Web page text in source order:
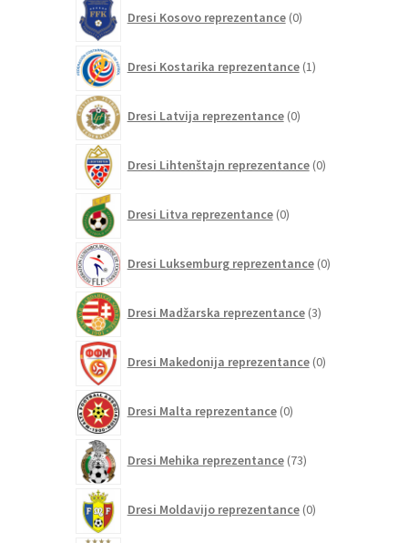
Dresi Kosovo reprezentance 0izdelkov
Dresi Kostarika reprezentance 1izdelek
Dresi Latvija reprezentance 0izdelkov
Dresi Lihtenštajn reprezentance 0izdelkov
Dresi Litva reprezentance 0izdelkov
Dresi Luksemburg reprezentance 0izdelkov
Dresi Madžarska reprezentance 3izdelki
Dresi Makedonija reprezentance 0izdelkov
Dresi Malta reprezentance 0izdelkov
Dresi Mehika reprezentance 73izdelkov
Dresi Moldavijo reprezentance 0izdelkov